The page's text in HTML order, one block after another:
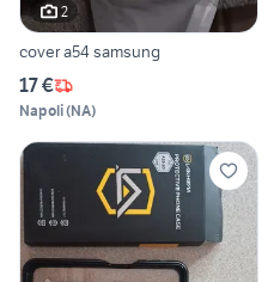
2
cover a54 samsung
17 €
Napoli(NA)